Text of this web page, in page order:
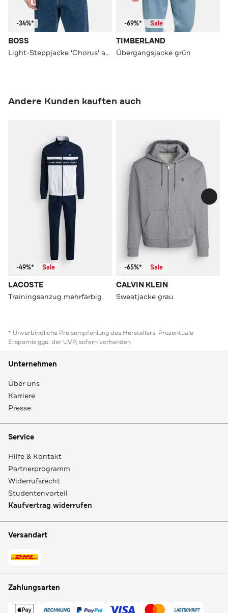
-34%*
BOSS
Light-Steppjacke 'Chorus' apfelgrün
-69%* Sale
TIMBERLAND
Übergangsjacke grün
Andere Kunden kauften auch
-49%* Sale
LACOSTE
Trainingsanzug mehrfarbig
-65%* Sale
CALVIN KLEIN
Sweatjacke grau
* Unverbindliche Preisempfehlung des Herstellers. Prozentuale
Ersparnis ggü. der UVP, sofern vorhanden
Unternehmen
Über uns
Karriere
Presse
Service
Hilfe & Kontakt
Partnerprogramm
Widerrufsrecht
Studentenvorteil
Kaufvertrag widerrufen
Versandart
Zahlungsarten